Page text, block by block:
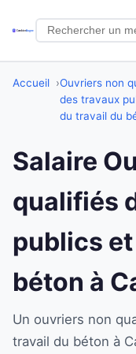
Accueil
Ouvriers non
des travaux
du travail du
Salaire
qualifiés
publics
béton à
Un ouvriers non
travail du béton à